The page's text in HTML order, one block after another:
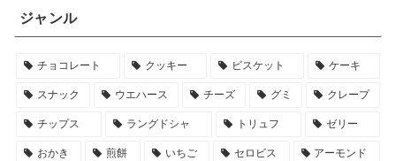
ジャンル
チョコレート クッキー ビスケット ケーキ
スナック ウエハース チーズ グミ クレープ
チップス ラングドシャ トリュフ ゼリー
おかき 煎餅 いちご セロビス アーモンド